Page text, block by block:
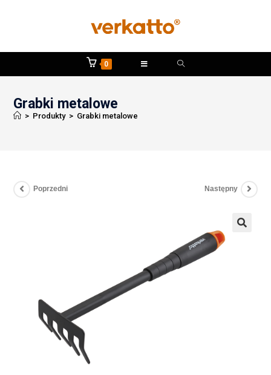
0
Grabki metalowe
> Produkty > Grabki metalowe
Poprzedni Następny